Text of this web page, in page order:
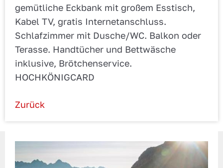
gemütliche Eckbank mit großem Esstisch,
Kabel TV, gratis Internetanschluss.
Schlafzimmer mit Dusche/WC. Balkon oder
Terasse. Handtücher und Bettwäsche
inklusive, Brötchenservice.
HOCHKÖNIGCARD
Zurück